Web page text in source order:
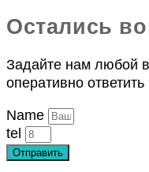
Остались
Задайте нам любой
оперативно
Name
tel
Отправить